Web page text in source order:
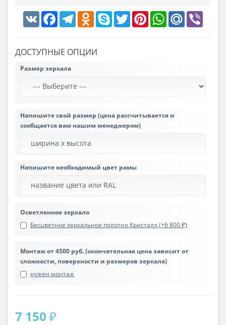
VK FacebookTelegramOdnoklassniki
Skype Twitter PinterestWhatsAppMail.Ru
ДОСТУПНЫЕ ОПЦИИ
Размер зеркала
Напишите свой размер (цена рассчитывается и
сообщается вам нашим менеджером)
Напишите необходимый цвет рамы
Осветленное зеркало
Бесцветное зеркальное полотно Кристалл (+6 800 ₽)
Монтаж от 4500 руб. (окончательная цена зависит от
сложности, поверхности и размеров зеркала)
нужен монтаж
7 150 ₽